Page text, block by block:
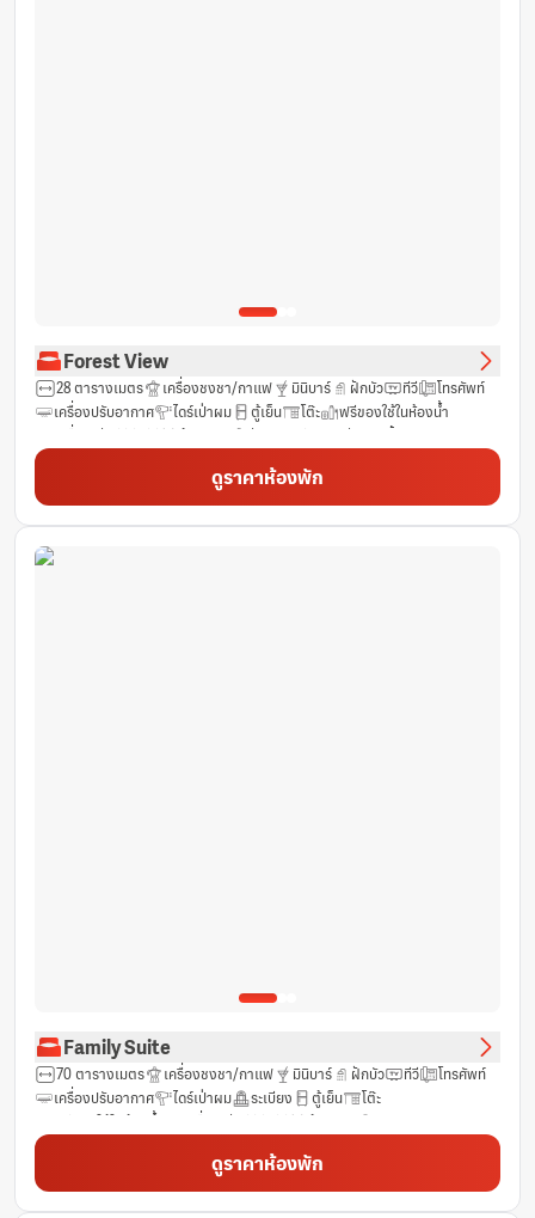
Forest View
28 ตารางเมตร เครื่องชงชา/กาแฟ มินิบาร์ ฝักบัว ทีวี
โทรศัพท์
เครื่องปรับอากาศ
ไดร์เป่าผม ตู้เย็น โต๊ะ
ฟรีของใช้ในห้องน้ำ
เครื่องเล่นดีวีดี/ซีดี
ห้องสุขา ช่องดาวเทียม
ช่องเคเบิ้ล
ผ้าเช็ดตัว/ผ้าปูที่นอน (มีค่าใช้จ่ายเพิ่มเติม)
สระว่ายน้ำส่วนตัว
วิวภูเขา
ระเบียง ผ้าเช็ดตัว ราวแขวนเสื้อ
ห้องน้ำส่วนตัว
บริการทำความสะอาดรายวัน
น้ำดื่มบรรจุขวด (ฟรี) ตู้นิรภัย
รองเท้าแตะ
ดูราคาห้องพัก
Family Suite
70 ตารางเมตร เครื่องชงชา/กาแฟ มินิบาร์ ฝักบัว ทีวี
โทรศัพท์
เครื่องปรับอากาศ
ไดร์เป่าผม ระเบียง ตู้เย็น
โต๊ะ
ฟรีของใช้ในห้องน้ำ
เครื่องเล่นดีวีดี/ซีดี ห้องสุขา
ทิวทัศน์
กาน้ำร้อนไฟฟ้า
ผ้าเช็ดตัว/ผ้าปูที่นอน (มีค่าใช้จ่ายเพิ่มเติม)
สระว่ายน้ำส่วนตัว
วิวทะเลสาบ
ดูราคาห้องพัก